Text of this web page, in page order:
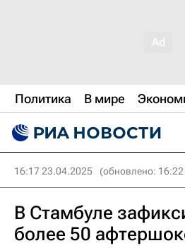
Политика В мире
16:17 23.04.2025 (обновлено:
В Стамбуле
более 50